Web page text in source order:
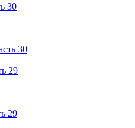
30
30
29
29